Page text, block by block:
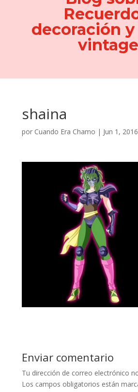
decoración
vintage
shaina
por Cuando Era Chamo | Jun 1, 2016
Enviar comentario
Tu dirección de correo electrónico
Los campos obligatorios están